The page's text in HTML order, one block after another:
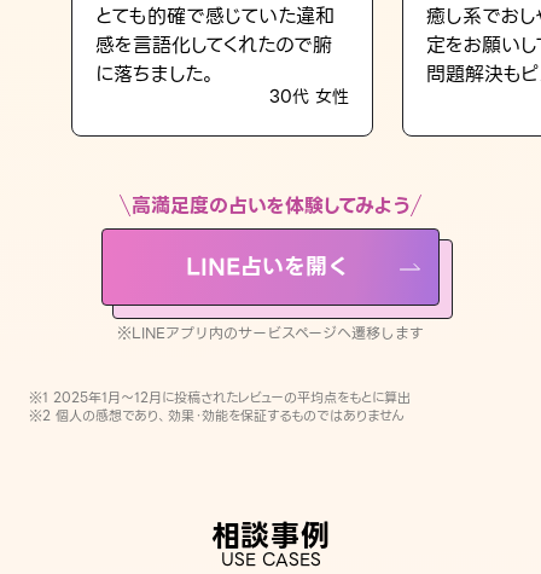
LINE占いを開く
※LINEアプリ内のサービスページへ遷移します
とても的確で感じていた違和
感を言語化してくれたので腑
に落ちました。
30代 女性
癒し系でおし
定をお願い
問題解決もピ
高満足度の占いを体験してみよう
LINE占いを開く
※LINEアプリ内のサービスページへ遷移します
※1 2025年1月〜12月に投稿されたレビューの平均点をもとに算出
※2 個人の感想であり、効果・効能を保証するものではありません
相談事例
USE CASES